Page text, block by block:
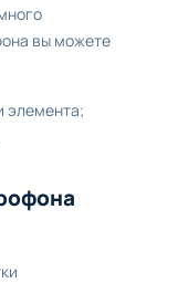
вы можете
элемента;